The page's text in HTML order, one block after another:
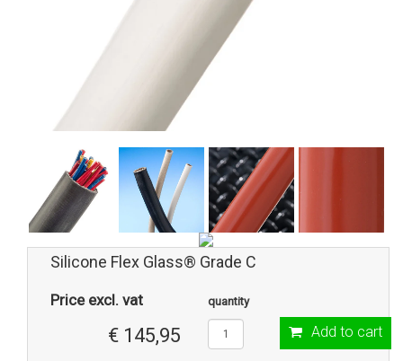
Silicone Flex Glass® Grade C
Price excl. vat
€ 145,95
quantity
Add to cart